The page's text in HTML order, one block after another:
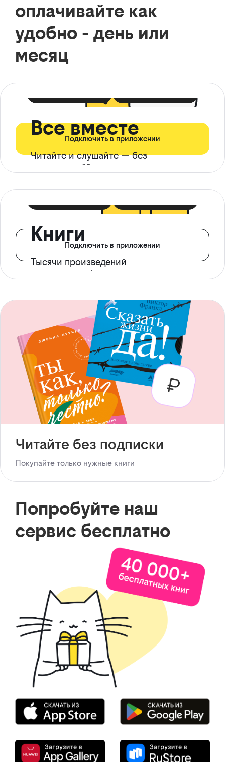
оплачивайте как
удобно - день или
месяц
Все вместе
Читайте и слушайте — без
ограничений*
Подключить в приложении
Книги
Тысячи произведений
с доступом офлайн
Подключить в приложении
Читайте без подписки
Покупайте только нужные книги
Попробуйте наш
сервис бесплатно